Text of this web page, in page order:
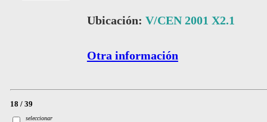
Ubicación: V/CEN 2001 X2.1
Otra información
18 / 39
seleccionar